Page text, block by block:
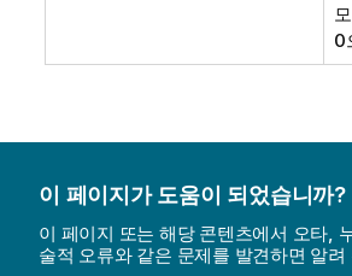
0
이 페이지가 도움이 되었습니까?
이 페이지 또는 해당 콘텐츠에서 오타,
술적 오류와 같은 문제를 발견하면 알려